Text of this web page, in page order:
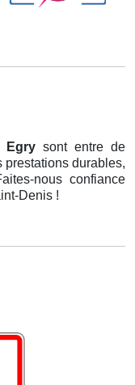
Egrysont entre de
prestations durables,
nous confiance
Denis !